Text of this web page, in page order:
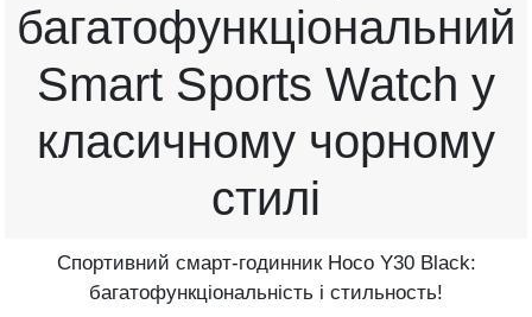
багатофункціональний
Smart Sports Watch у
класичному чорному
стилі
Спортивний смарт-годинник Hoco Y30 Black:
багатофункціональність і стильность!